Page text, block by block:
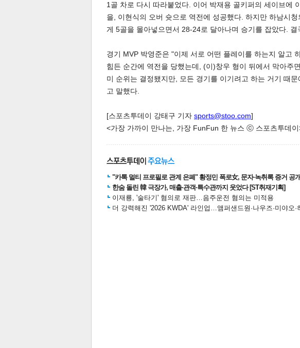
스북 터 공 공유 버블
달기
1골 차로 다시 따라붙었다. 이어 박재용 골키퍼의 세이브에
을, 이현식의 오버 슛으로 역전에 성공했다. 하지만 하남시
게 5골을 몰아넣으면서 28-24로 달아나며 승기를 잡았다. 결
경기 MVP 박영준은 "이제 서로 어떤 플레이를 하는지 알고
힘든 순간에 역전을 당했는데, (이)창우 형이 뒤에서 막아주
미 순위는 결정됐지만, 모든 경기를 이기려고 하는 거기 때
고 말했다.
[스포츠투데이 강태구 기자 sports@stoo.com]
<가장 가까이 만나는, 가장 FunFun 한 뉴스 ⓒ 스포츠투데
"카톡 멀티 프로필로 관계 은폐" 황정민 폭로女, 문자·녹취록 증거 공
한숨 돌린 韓 극장가, 매출·관객·특수관까지 웃었다 [ST취재기획]
이재룡, '술타기' 혐의로 재판…음주운전 혐의는 미적용
더 강력해진 '2026 KWDA' 라인업…앰퍼샌드원·나우즈·미야오